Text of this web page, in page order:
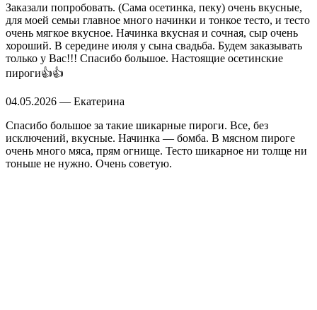
Заказали попробовать. (Сама осетинка, пеку) очень вкусные,
для моей семьи главное много начинки и тонкое тесто, и тесто
очень мягкое вкусное. Начинка вкусная и сочная, сыр очень
хороший. В середине июля у сына свадьба. Будем заказывать
только у Вас!!! Спасибо большое. Настоящие осетинские
пироги👍👍
04.05.2026 — Екатерина
Спасибо большое за такие шикарные пироги. Все, без
исключений, вкусные. Начинка — бомба. В мясном пироге
очень много мяса, прям огнище. Тесто шикарное ни толще ни
тоньше не нужно. Очень советую.